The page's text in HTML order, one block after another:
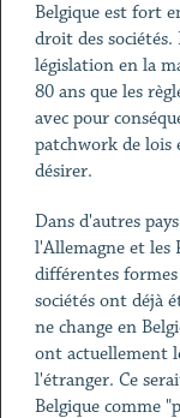
Belgique est fort
droit des
législation en la
80 ans que les
avec pour
patchwork de lois
désirer.
Dans d'autres
l'Allemagne et les
différentes
sociétés ont déjà
ne change en
ont actuellement
l'étranger. Ce
Belgique comme